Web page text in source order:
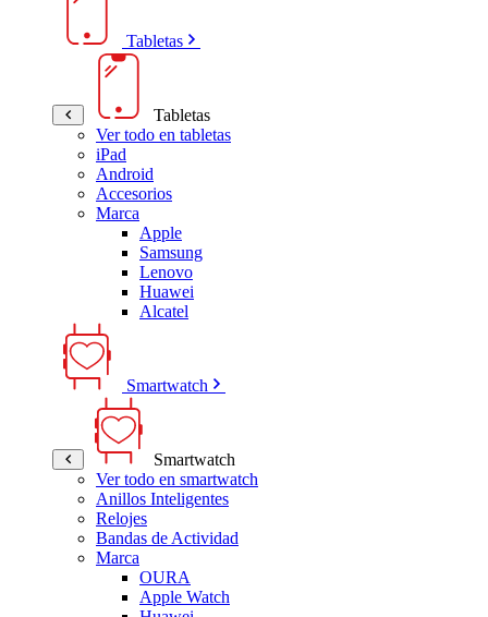
Tabletas
Tabletas
Ver todo en tabletas
iPad
Android
Accesorios
Marca
Apple
Samsung
Lenovo
Huawei
Alcatel
Smartwatch
Smartwatch
Ver todo en smartwatch
Anillos Inteligentes
Relojes
Bandas de Actividad
Marca
OURA
Apple Watch